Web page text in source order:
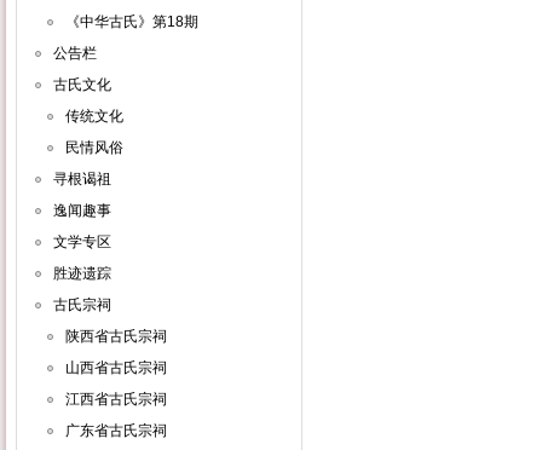
《中华古氏》第18期
公告栏
古氏文化
传统文化
民情风俗
寻根谒祖
逸闻趣事
文学专区
胜迹遗踪
古氏宗祠
陕西省古氏宗祠
山西省古氏宗祠
江西省古氏宗祠
广东省古氏宗祠